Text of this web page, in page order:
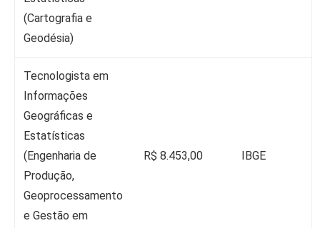
(Cartografia e
Geodésia)
Tecnologista em
Informações
Geográficas e
Estatísticas
(Engenharia de
Produção,
Geoprocessamento
e Gestão em
R$ 8.453,00 IBGE